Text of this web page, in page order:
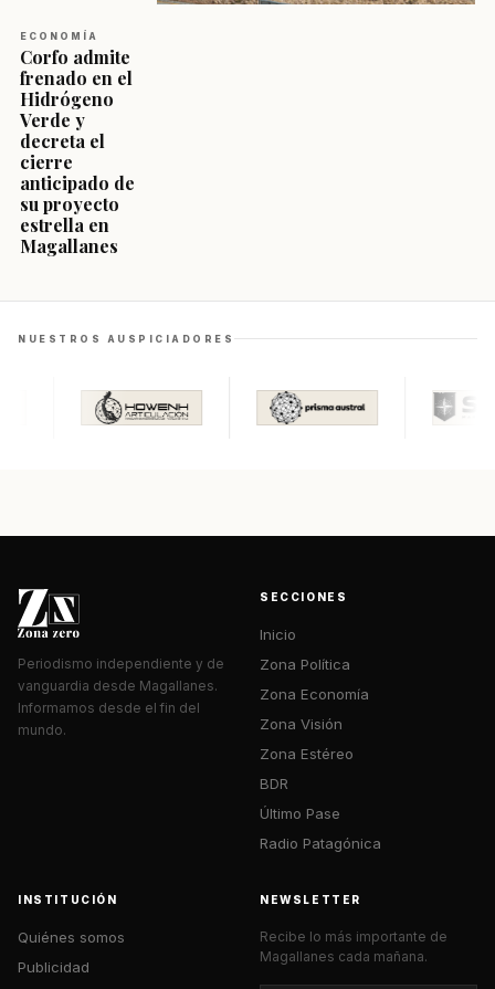
ECONOMÍA
Corfo admite
frenado en el
Hidrógeno
Verde y
decreta el
cierre
anticipado de
su proyecto
estrella en
Magallanes
NUESTROS AUSPICIADORES
Periodismo independiente y de
vanguardia desde Magallanes.
Informamos desde el fin del
mundo.
SECCIONES
Inicio
Zona Política
Zona Economía
Zona Visión
Zona Estéreo
BDR
Último Pase
Radio Patagónica
INSTITUCIÓN
Quiénes somos
Publicidad
NEWSLETTER
Recibe lo más importante de
Magallanes cada mañana.